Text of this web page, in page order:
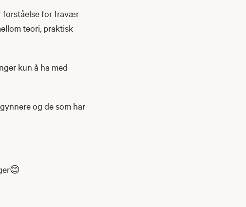
forståelse for fravær
teori, praktisk
kun å ha med
og de som har